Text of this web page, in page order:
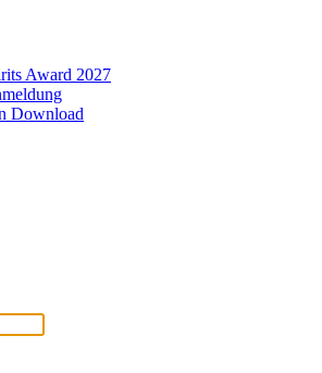
Award 2027
Download